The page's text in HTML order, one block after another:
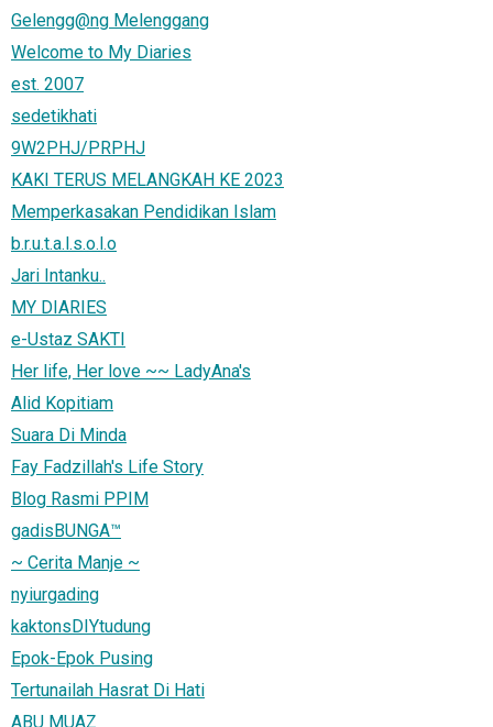
Gelengg@ng Melenggang
Welcome to My Diaries
est. 2007
sedetikhati
9W2PHJ/PRPHJ
KAKI TERUS MELANGKAH KE 2023
Memperkasakan Pendidikan Islam
b.r.u.t.a.l.s.o.l.o
Jari Intanku..
MY DIARIES
e-Ustaz SAKTI
Her life, Her love ~~ LadyAna's
Alid Kopitiam
Suara Di Minda
Fay Fadzillah's Life Story
Blog Rasmi PPIM
gadisBUNGA™
~ Cerita Manje ~
nyiurgading
kaktonsDIYtudung
Epok-Epok Pusing
Tertunailah Hasrat Di Hati
ABU MUAZ